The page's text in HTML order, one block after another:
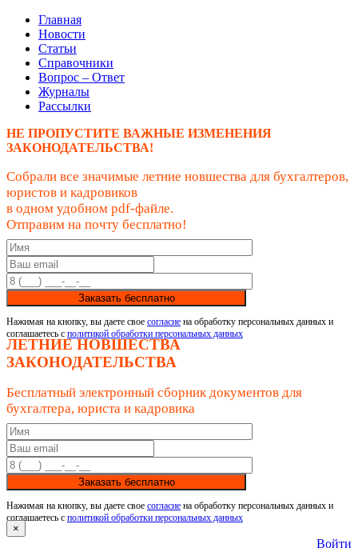
Главная
Новости
Статьи
Справочники
Вопрос – Ответ
Журналы
Рассылки
НЕ ПРОПУСТИТЕ ВАЖНЫЕ ИЗМЕНЕНИЯ
ЗАКОНОДАТЕЛЬСТВА!
Собрали все значимые летние новшества для бухгалтеров,
юристов и кадровиков
в одном удобном pdf-файле.
Отправим на почту бесплатно!
Заказать бесплатно
Нажимая на кнопку, вы даете свое согласие на обработку персональных данных и
соглашаетесь с политикой обработки персональных данных
ЛЕТНИЕ НОВШЕСТВА
ЗАКОНОДАТЕЛЬСТВА
Бесплатный электронный сборник документов для
бухгалтера, юриста и кадровика
Заказать бесплатно
Нажимая на кнопку, вы даете свое согласие на обработку персональных данных и
соглашаетесь с политикой обработки персональных данных
×
Войти